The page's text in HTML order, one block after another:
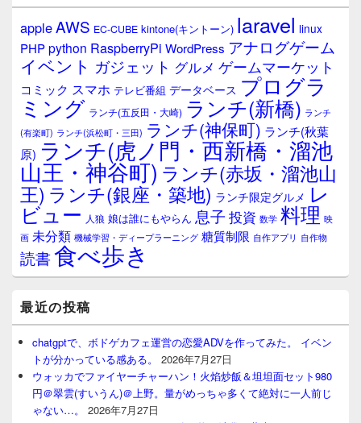
ウ
ィ
ジ
ェ
ア
appleAWS EC-CUBE kintone(キントーン) laravel linux
PHPpython RaspberryPi WordPress アナログゲーム
イベント ガジェット グルメ ゲームマーケット
コミック スマホ テレビ番組 データベース プログラ
ミング ランチ(五反田・大崎) ランチ(新橋) ランチ
(有楽町) ランチ(浜松町・三田) ランチ(神保町) ランチ(秋葉
原) ランチ(虎ノ門・西新橋・溜池
山王・神谷町) ランチ(赤坂・溜池山
王) ランチ(銀座・築地) ランチ限定グルメ レ
ビュー 人狼 娘は誰にもやらん 息子 投資 数学 料理 映
画 未分類 機械学習・ディープラーニング 糖質制限 自作アプリ 自作物
読書食べ歩き
最近の投稿
chatgptで、ボドゲカフェ運営の恋愛ADVを作ってみた。 イベン
トが分かっている感ある。
2026年7月27日
ウォッカでファイヤーチャーハン！火焰炒飯＆坦坦面セット980
円＠翠雲(すいうん)＠上野。量がめっちゃ多くて絶対に一人前じ
ゃない…。
2026年7月27日